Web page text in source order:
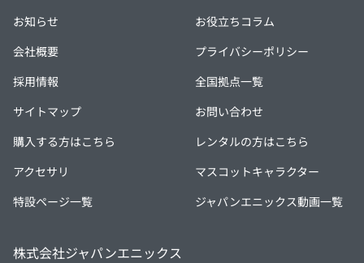
お知らせ
お役立ちコラム
会社概要
プライバシーポリシー
採用情報
全国拠点一覧
サイトマップ
お問い合わせ
購入する方はこちら
レンタルの方はこちら
アクセサリ
マスコットキャラクター
特設ページ一覧
ジャパンエニックス動画一覧
株式会社ジャパンエニックス